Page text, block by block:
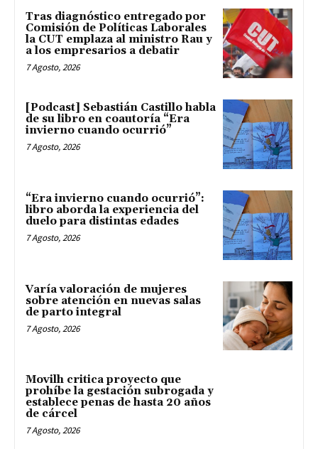
Tras diagnóstico entregado por
Comisión de Políticas Laborales
la CUT emplaza al ministro Rau y
a los empresarios a debatir
7 Agosto, 2026
[Podcast] Sebastián Castillo habla
de su libro en coautoría “Era
invierno cuando ocurrió”
7 Agosto, 2026
“Era invierno cuando ocurrió”:
libro aborda la experiencia del
duelo para distintas edades
7 Agosto, 2026
Varía valoración de mujeres
sobre atención en nuevas salas
de parto integral
7 Agosto, 2026
Movilh critica proyecto que
prohíbe la gestación subrogada y
establece penas de hasta 20 años
de cárcel
7 Agosto, 2026